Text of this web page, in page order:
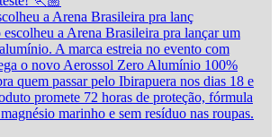
a Arena Brasileira pra lanç